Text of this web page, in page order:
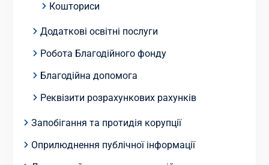
Кошториси
Додаткові освітні послуги
Робота Благодійного фонду
Благодійна допомога
Реквізити розрахункових рахунків
Запобігання та протидія корупції
Оприлюднення публічної інформації